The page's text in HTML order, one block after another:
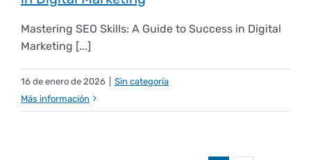
Mastering SEO Skills: A Guide to Success in Digital
Marketing [...]
16 de enero de 2026
Sin categoría
Más información